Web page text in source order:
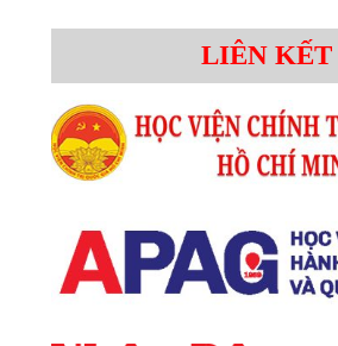
LIÊN KẾT